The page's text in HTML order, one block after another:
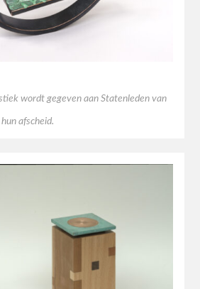
wordt gegeven aan Statenleden van
afscheid.